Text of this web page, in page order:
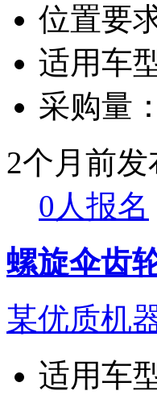
位置要
适用车
采购量：
2个月前发
0人报名
螺旋伞齿
某优质机
适用车